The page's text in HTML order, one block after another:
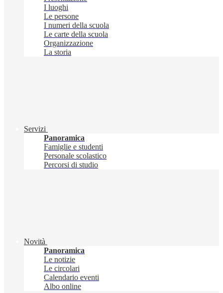
I luoghi
Le persone
I numeri della scuola
Le carte della scuola
Organizzazione
La storia
Servizi
Panoramica
Famiglie e studenti
Personale scolastico
Percorsi di studio
Novità
Panoramica
Le notizie
Le circolari
Calendario eventi
Albo online